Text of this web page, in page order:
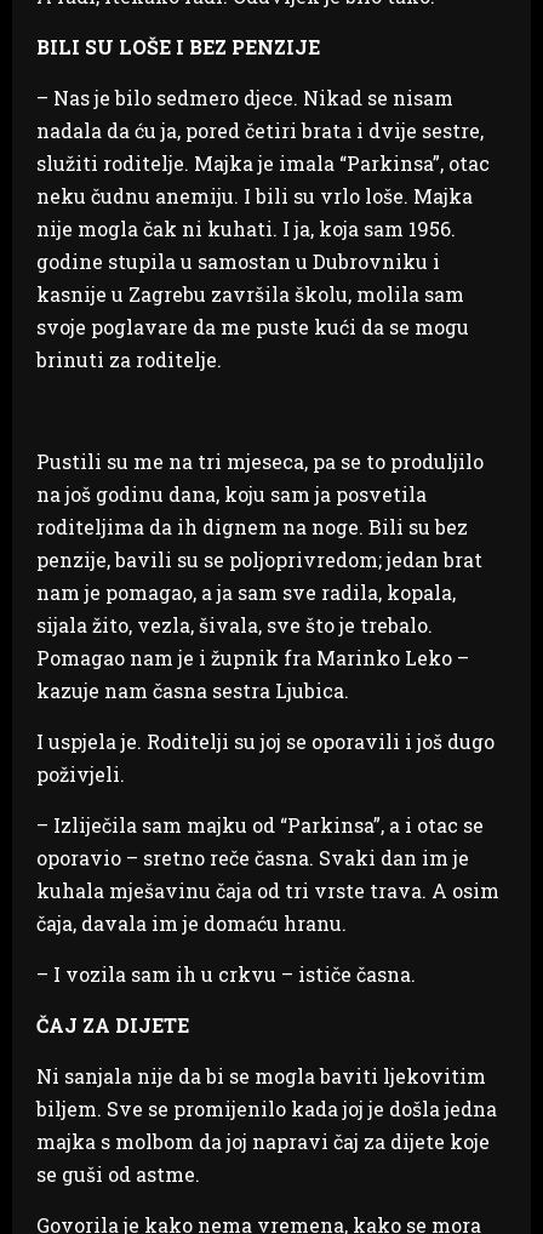
BILI SU LOŠE I BEZ PENZIJE
– Nas je bilo sedmero djece. Nikad se nisam
nadala da ću ja, pored četiri brata i dvije sestre,
služiti roditelje. Majka je imala “Parkinsa”, otac
neku čudnu anemiju. I bili su vrlo loše. Majka
nije mogla čak ni kuhati. I ja, koja sam 1956.
godine stupila u samostan u Dubrovniku i
kasnije u Zagrebu završila školu, molila sam
svoje poglavare da me puste kući da se mogu
brinuti za roditelje.
Pustili su me na tri mjeseca, pa se to produljilo
na još godinu dana, koju sam ja posvetila
roditeljima da ih dignem na noge. Bili su bez
penzije, bavili su se poljoprivredom; jedan brat
nam je pomagao, a ja sam sve radila, kopala,
sijala žito, vezla, šivala, sve što je trebalo.
Pomagao nam je i župnik fra Marinko Leko –
kazuje nam časna sestra Ljubica.
I uspjela je. Roditelji su joj se oporavili i još dugo
poživjeli.
– Izliječila sam majku od “Parkinsa”, a i otac se
oporavio – sretno reče časna. Svaki dan im je
kuhala mješavinu čaja od tri vrste trava. A osim
čaja, davala im je domaću hranu.
– I vozila sam ih u crkvu – ističe časna.
ČAJ ZA DIJETE
Ni sanjala nije da bi se mogla baviti ljekovitim
biljem. Sve se promijenilo kada joj je došla jedna
majka s molbom da joj napravi čaj za dijete koje
se guši od astme.
Govorila je kako nema vremena, kako se mora